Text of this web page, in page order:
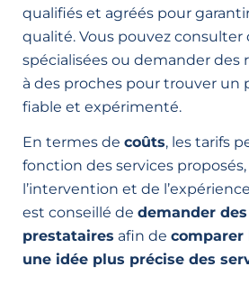
qualifiés et agréés pour
qualité. Vous pouvez consulter
spécialisées ou demander
à des proches pour trouver un
fiable et expérimenté.
En termes de coûts, les tarifs
fonction des services
l’intervention et de l’expérience
est conseillé de demander
prestataires afin de comparer
une idée plus précise des